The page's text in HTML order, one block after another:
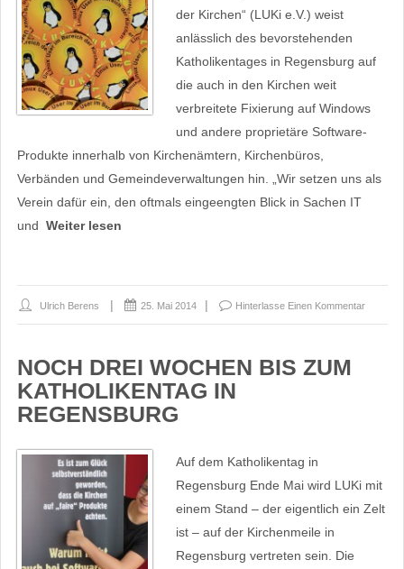
der Kirchen“ (LUKi e.V.) weist
anlässlich des bevorstehenden
Katholikentages in Regensburg auf
die auch in den Kirchen weit
verbreitete Fixierung auf Windows
und andere proprietäre Software-
Produkte innerhalb von Kirchenämtern, Kirchenbüros,
Verbänden und Gemeindeverwaltungen hin. „Wir setzen uns als
Verein dafür ein, den oftmals eingeengten Blick in Sachen IT
und Weiter lesen
Ulrich Berens 25. Mai 2014 Hinterlasse Einen Kommentar
NOCH DREI WOCHEN BIS ZUM
KATHOLIKENTAG IN
REGENSBURG
Auf dem Katholikentag in
Regensburg Ende Mai wird LUKi mit
einem Stand – der eigentlich ein Zelt
ist – auf der Kirchenmeile in
Regensburg vertreten sein. Die